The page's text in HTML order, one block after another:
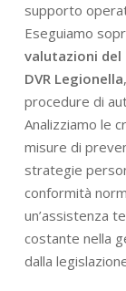
supporto
Eseguiamo
valutazioni del
DVR Legionella,
procedure di
Analizziamo le
misure di
strategie
conformità
un’assistenza
costante nella
dalla